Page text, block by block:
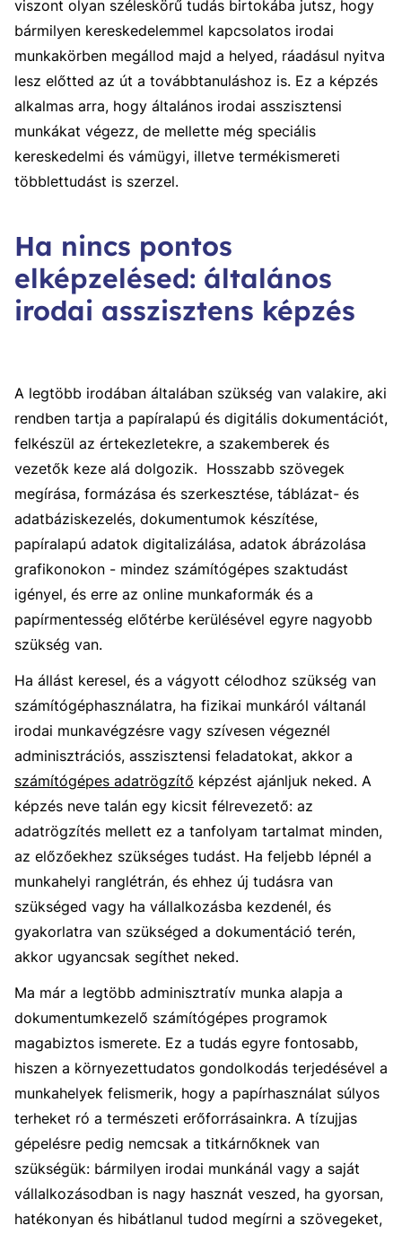
viszont olyan széleskörű tudás birtokába jutsz, hogy
bármilyen kereskedelemmel kapcsolatos irodai
munkakörben megállod majd a helyed, ráadásul nyitva
lesz előtted az út a továbbtanuláshoz is. Ez a képzés
alkalmas arra, hogy általános irodai asszisztensi
munkákat végezz, de mellette még speciális
kereskedelmi és vámügyi, illetve termékismereti
többlettudást is szerzel.
Ha nincs pontos
elképzelésed: általános
irodai asszisztens képzés
A legtöbb irodában általában szükség van valakire, aki
rendben tartja a papíralapú és digitális dokumentációt,
felkészül az értekezletekre, a szakemberek és
vezetők keze alá dolgozik. Hosszabb szövegek
megírása, formázása és szerkesztése, táblázat- és
adatbáziskezelés, dokumentumok készítése,
papíralapú adatok digitalizálása, adatok ábrázolása
grafikonokon - mindez számítógépes szaktudást
igényel, és erre az online munkaformák és a
papírmentesség előtérbe kerülésével egyre nagyobb
szükség van.
Ha állást keresel, és a vágyott célodhoz szükség van
számítógéphasználatra, ha fizikai munkáról váltanál
irodai munkavégzésre vagy szívesen végeznél
adminisztrációs, asszisztensi feladatokat, akkor a
számítógépes adatrögzítő képzést ajánljuk neked. A
képzés neve talán egy kicsit félrevezető: az
adatrögzítés mellett ez a tanfolyam tartalmat minden,
az előzőekhez szükséges tudást. Ha feljebb lépnél a
munkahelyi ranglétrán, és ehhez új tudásra van
szükséged vagy ha vállalkozásba kezdenél, és
gyakorlatra van szükséged a dokumentáció terén,
akkor ugyancsak segíthet neked.
Ma már a legtöbb adminisztratív munka alapja a
dokumentumkezelő számítógépes programok
magabiztos ismerete. Ez a tudás egyre fontosabb,
hiszen a környezettudatos gondolkodás terjedésével a
munkahelyek felismerik, hogy a papírhasználat súlyos
terheket ró a természeti erőforrásainkra. A tízujjas
gépelésre pedig nemcsak a titkárnőknek van
szükségük: bármilyen irodai munkánál vagy a saját
vállalkozásodban is nagy hasznát veszed, ha gyorsan,
hatékonyan és hibátlanul tudod megírni a szövegeket,